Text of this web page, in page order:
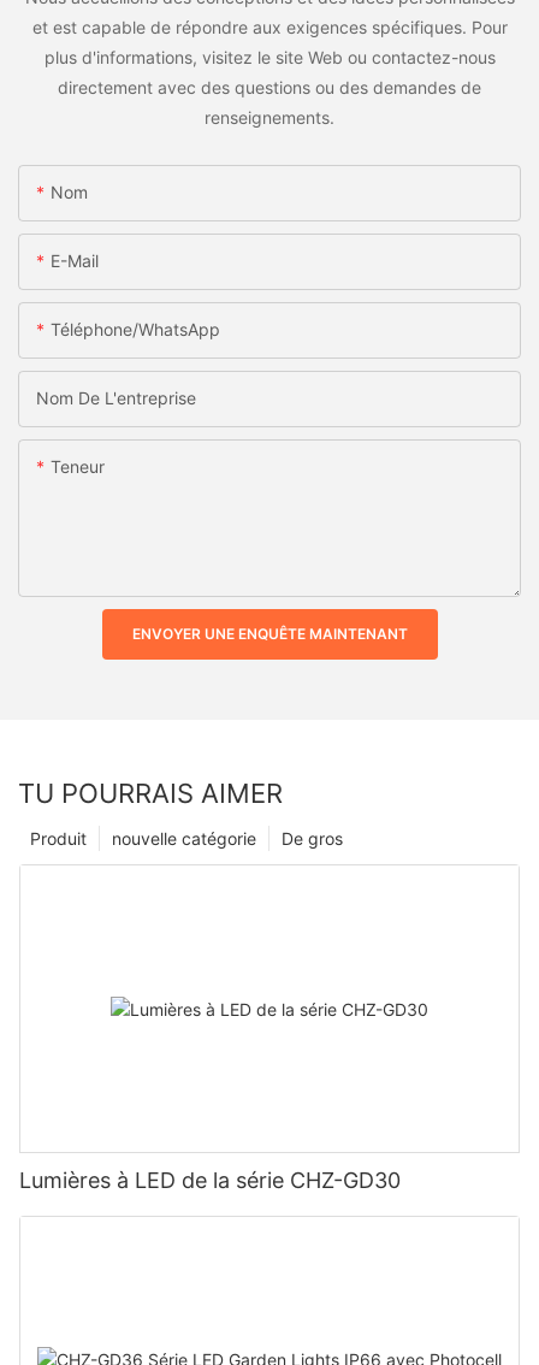
et est capable de répondre aux exigences spécifiques. Pour
plus d'informations, visitez le site Web ou contactez-nous
directement avec des questions ou des demandes de
renseignements.
Nom
E-Mail
Téléphone/WhatsApp
Nom De L'entreprise
Teneur
ENVOYER UNE ENQUÊTE MAINTENANT
TU POURRAIS AIMER
De gros
nouvelle catégorie
Produit
Lumières à LED de la série CHZ-GD30